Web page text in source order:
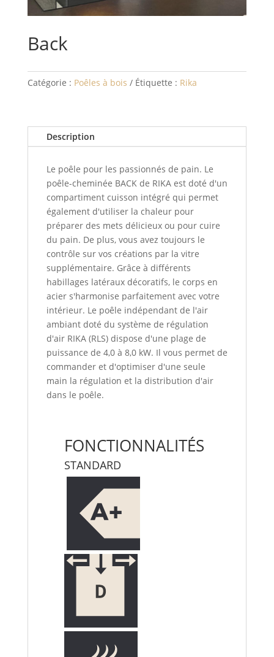
Back
Catégorie : Poêles à bois Étiquette : Rika
Description
Le poêle pour les passionnés de pain. Le
poêle-cheminée BACK de RIKA est doté d'un
compartiment cuisson intégré qui permet
également d'utiliser la chaleur pour
préparer des mets délicieux ou pour cuire
du pain. De plus, vous avez toujours le
contrôle sur vos créations par la vitre
supplémentaire. Grâce à différents
habillages latéraux décoratifs, le corps en
acier s'harmonise parfaitement avec votre
intérieur. Le poêle indépendant de l'air
ambiant doté du système de régulation
d'air RIKA (RLS) dispose d'une plage de
puissance de 4,0 à 8,0 kW. Il vous permet de
commander et d'optimiser d'une seule
main la régulation et la distribution d'air
dans le poêle.
FONCTIONNALITÉS
STANDARD